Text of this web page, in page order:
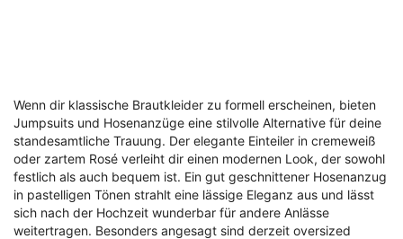
Wenn dir klassische Brautkleider zu formell erscheinen, bieten
Jumpsuits und Hosenanzüge eine stilvolle Alternative für deine
standesamtliche Trauung. Der elegante Einteiler in cremeweiß
oder zartem Rosé verleiht dir einen modernen Look, der sowohl
festlich als auch bequem ist. Ein gut geschnittener Hosenanzug
in pastelligen Tönen strahlt eine lässige Eleganz aus und lässt
sich nach der Hochzeit wunderbar für andere Anlässe
weitertragen. Besonders angesagt sind derzeit oversized